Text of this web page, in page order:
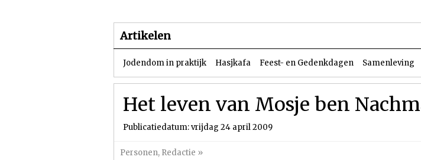
Artikelen
Jodendom in praktijk Hasjkafa Feest- en Gedenkdagen Samenleving
Het leven van Mosje ben
Publicatiedatum: vrijdag 24 april 2009
Personen, Redactie »